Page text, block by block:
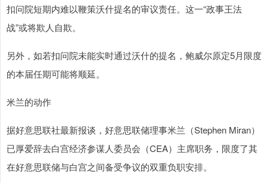
扣问院短期内难以鞭策沃什提名的审议责任。这一“政事王法
战”或将欺人自欺。
另外，如若扣问院未能实时通过沃什的提名，鲍威尔原定5月限度
的本届任期可能将顺延。
米兰的动作
据好意思联社最新报谈，好意思联储理事米兰（Stephen Miran）
已厚爱辞去白宫经济参谋人委员会（CEA）主席职务，限度了其
在好意思联储与白宫之间备受争议的双重负职安排。